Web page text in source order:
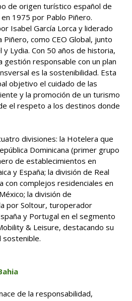
de origen turístico español de
1975 por Pablo Piñero.
Isabel García Lorca y liderado
como CEO Global, junto
Lydia. Con 50 años de historia,
gestión responsable con un plan
es la sostenibilidad. Esta
objetivo el cuidado de las
y la promoción de un turismo
el respeto a los destinos donde
divisiones: la Hotelera que
Dominicana (primer grupo
de establecimientos en
y España; la división de Real
con complejos residenciales en
la división de
por Soltour, turoperador
y Portugal en el segmento
& Leisure, destacando su
sostenible.
de la responsabilidad,